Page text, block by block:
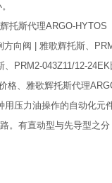
托斯代理ARGO-HYTOS
向阀 | 雅歌辉托斯、
PRM2-043Z11/12-
格、雅歌辉托斯代理
压力油操作的自动化
。有直动型与先导型之